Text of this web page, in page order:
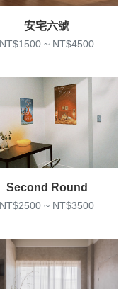
安宅六號
NT$1500 ~ NT$4500
Second Round
NT$2500 ~ NT$3500